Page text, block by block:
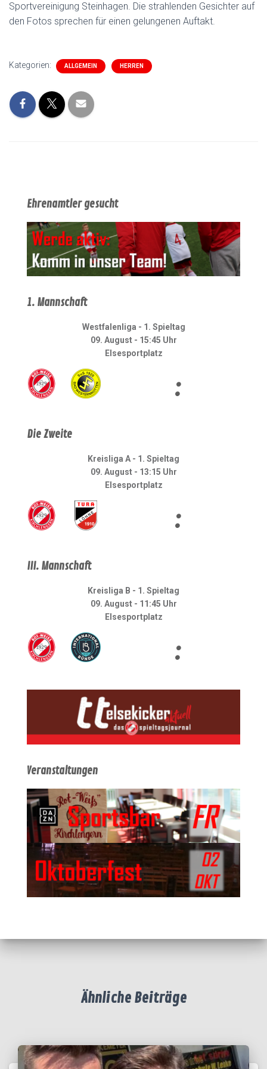
Sportvereinigung Steinhagen. Die strahlenden Gesichter auf
den Fotos sprechen für einen gelungenen Auftakt.
Kategorien: ALLGEMEIN HERREN
Ehrenamtler gesucht
1. Mannschaft
Westfalenliga - 1. Spieltag
09. August - 15:45 Uhr
Elsesportplatz
:
Die Zweite
Kreisliga A - 1. Spieltag
09. August - 13:15 Uhr
Elsesportplatz
:
III. Mannschaft
Kreisliga B - 1. Spieltag
09. August - 11:45 Uhr
Elsesportplatz
:
Veranstaltungen
Ähnliche Beiträge